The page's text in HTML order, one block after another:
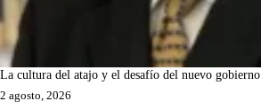
La cultura del atajo y el desafío del nuevo gobierno
2 agosto, 2026